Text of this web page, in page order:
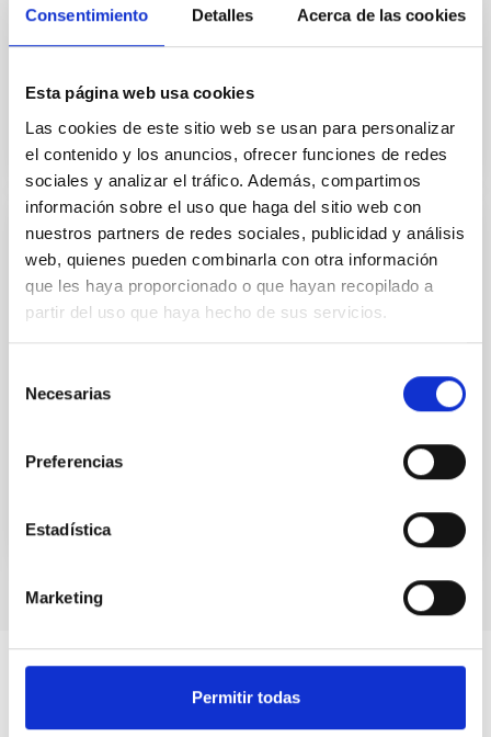
Consentimiento Detalles Acerca de las cookies
Esta página web usa cookies
Las cookies de este sitio web se usan para personalizar
el contenido y los anuncios, ofrecer funciones de redes
sociales y analizar el tráfico. Además, compartimos
información sobre el uso que haga del sitio web con
nuestros partners de redes sociales, publicidad y análisis
web, quienes pueden combinarla con otra información
que les haya proporcionado o que hayan recopilado a
partir del uso que haya hecho de sus servicios.
Necesarias
Preferencias
Estadística
Marketing
Permitir todas
Fecha de publicación: 2 2026
BIBCODE 2026JCAP...02E..02A
NÚMERO DE CITAS 0
ERRATA
Correction to: HyperScout-H: The
Hyperspectral Imager for the ESA Hera
Mission
NÚMERO DE CITAS